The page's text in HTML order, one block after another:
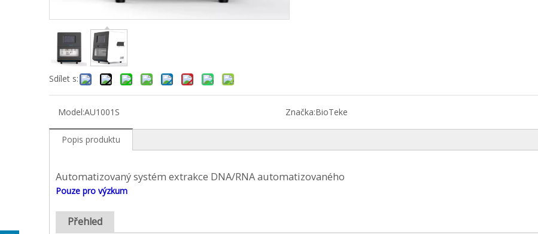
Sdílet s:
Model:AU1001S Značka:BioTeke
Popis produktu
Automatizovaný systém extrakce DNA/RNA automatizovaného
Pouze pro výzkum
Přehled